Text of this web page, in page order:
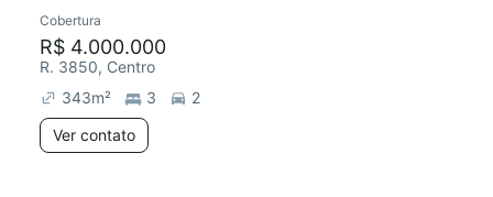
Cobertura
R$ 4.000.000
R. 3850, Centro
343m² 3
2
Ver contato